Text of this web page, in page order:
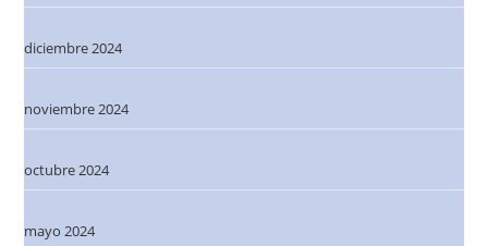
diciembre 2024
noviembre 2024
octubre 2024
mayo 2024